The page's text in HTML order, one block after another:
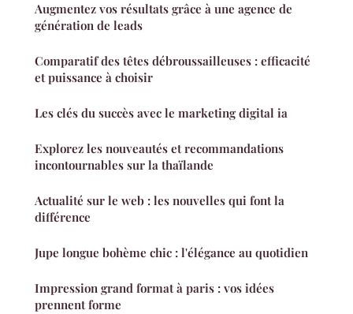
Augmentez vos résultats grâce à une agence de
génération de leads
Comparatif des têtes débroussailleuses : efficacité
et puissance à choisir
Les clés du succès avec le marketing digital ia
Explorez les nouveautés et recommandations
incontournables sur la thaïlande
Actualité sur le web : les nouvelles qui font la
différence
Jupe longue bohème chic : l'élégance au quotidien
Impression grand format à paris : vos idées
prennent forme